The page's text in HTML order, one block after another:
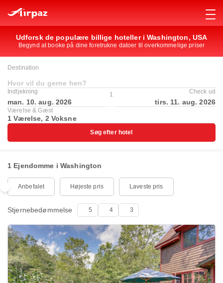
Udforsk de populære billige hoteller i Washington, USA
Begynd at booke på dine foretrukne datoer til overkommelige priser
Destination
Hvor vil du gerne hen?
Indtjekning
man. 10. aug. 2026
1 Check ud
tirs. 11. aug. 2026
Værelse & Gæst
1 Værelse, 2 Voksne
Søg efter hotel
1 Ejendomme i Washington
Anbefalet Højeste pris Laveste pris
Stjernebedømmelse 5 4 3